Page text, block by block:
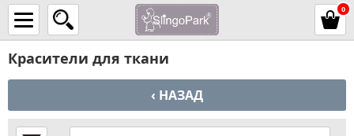
0
Красители для ткани
‹ НАЗАД